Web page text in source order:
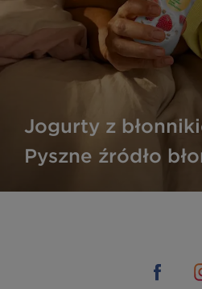
Jogurty z
Pyszne źródło